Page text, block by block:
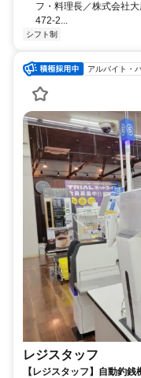
フ・料理長／株式会社
472-2...
シフト制
アルバイト・
レジスタッフ
【レジスタッフ】自動釣